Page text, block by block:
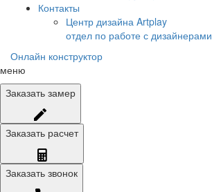
Контакты
Центр дизайна Artplay
отдел по работе с дизайнерами
Онлайн конструктор
меню
Заказать замер
Заказать расчет
Заказать звонок